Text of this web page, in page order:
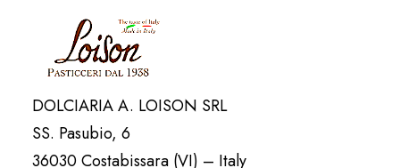
DOLCIARIA A. LOISON SRL
SS. Pasubio, 6
36030 Costabissara (VI) – Italy